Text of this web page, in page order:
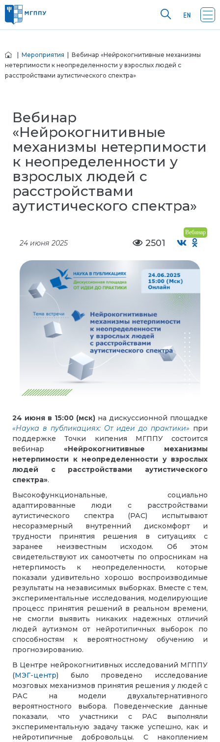
Мероприятия | Вебинар «Нейрокогнитивные механизмы
нетерпимости к неопределенности у взрослых людей с
расстройствами аутистического спектра»
Вебинар
«Нейрокогнитивные
механизмы нетерпимости
к неопределенности у
взрослых людей с
расстройствами
аутистического спектра»
Вебинар
24 июня 2025 2501
24 июня в 15:00 (мск) на дискуссионной площадке
«Наука в публикациях: От идеи до практики» при
поддержке Точки кипения МГППУ состоится
вебинар «Нейрокогнитивные механизмы
нетерпимости к неопределенности у взрослых
людей с расстройствами аутистического
спектра».
Высокофункциональные, социально
адаптированные люди с расстройствами
аутистического спектра (РАС) испытывают
несоразмерный внутренний дискомфорт и
трудности принятия решения в ситуациях с
заранее неизвестным исходом. Об этом
свидетельствуют их самоотчеты по опросникам на
нетерпимость к неопределенности, которые
показали удивительно хорошо воспроизводимые
результаты на независимых выборках. Вместе с тем,
экспериментальные исследования, моделирующие
процесс принятия решений в реальном времени,
не смогли выявить никаких надежных отличий
людей аутизмом от нейротипичных выборок по
способностям к вероятностному обучению и
прогнозированию.
В Центре нейрокогнитивных исследований МГППУ
(МЭГ-центр) было проведено исследование
мозговых механизмов принятия решения у людей с
РАС на модели двухальтернативного
вероятностного выбора. Поведенческие данные
показали, что участники с РАС выполняли
экспериментальную задачу также успешно, как и
нейротипичные добровольцы. С накоплением